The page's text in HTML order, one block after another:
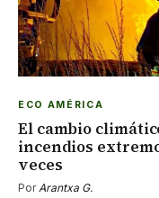
ECO AMÉRICA
El cambio
incendios
veces
Por Arantxa G.